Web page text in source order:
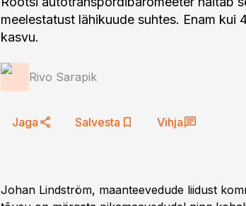
meelestatust lähikuude suhtes. Enam
kasvu.
Rivo Sarapik
Jaga Salvesta Vihja
Johan Lindström, maanteevedude liidust